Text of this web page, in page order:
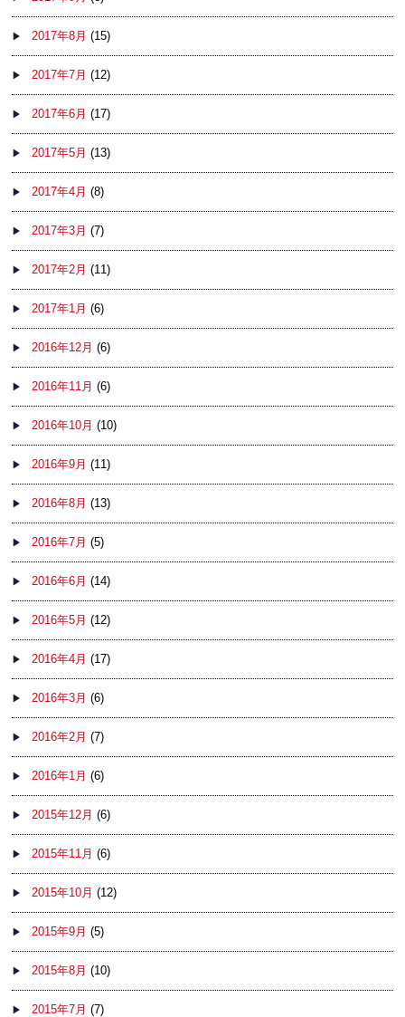
2017年8月 (15)
2017年7月 (12)
2017年6月 (17)
2017年5月 (13)
2017年4月 (8)
2017年3月 (7)
2017年2月 (11)
2017年1月 (6)
2016年12月 (6)
2016年11月 (6)
2016年10月 (10)
2016年9月 (11)
2016年8月 (13)
2016年7月 (5)
2016年6月 (14)
2016年5月 (12)
2016年4月 (17)
2016年3月 (6)
2016年2月 (7)
2016年1月 (6)
2015年12月 (6)
2015年11月 (6)
2015年10月 (12)
2015年9月 (5)
2015年8月 (10)
2015年7月 (7)